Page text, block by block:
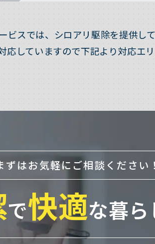
スでは、シロアリ駆除を提供して
していますので下記より対応エリ
ずはお気軽にご相談ください！
で快適な暮